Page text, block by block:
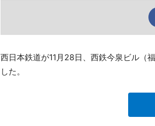
西日本鉄道が11月28日、西鉄今泉ビル（
した。